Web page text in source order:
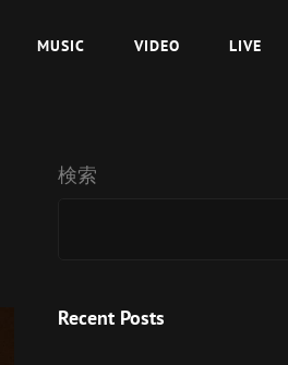
MUSIC VIDEO LIVE
検索
Recent Posts